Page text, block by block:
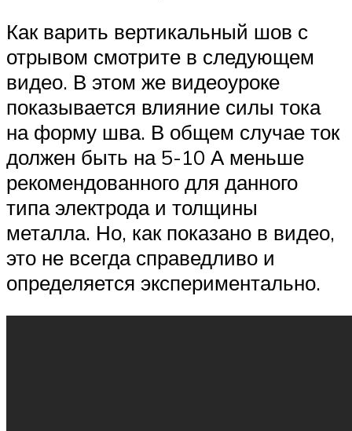
Как варить вертикальный шов с
отрывом смотрите в следующем
видео. В этом же видеоуроке
показывается влияние силы тока
на форму шва. В общем случае ток
должен быть на 5-10 А меньше
рекомендованного для данного
типа электрода и толщины
металла. Но, как показано в видео,
это не всегда справедливо и
определяется экспериментально.